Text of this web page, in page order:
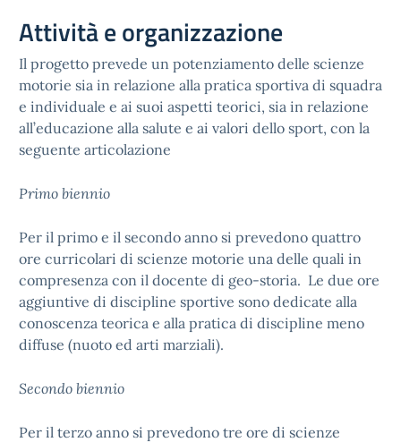
Attività e organizzazione
Il progetto prevede un potenziamento delle scienze
motorie sia in relazione alla pratica sportiva di squadra
e individuale e ai suoi aspetti teorici, sia in relazione
all’educazione alla salute e ai valori dello sport, con la
seguente articolazione
Primo biennio
Per il primo e il secondo anno si prevedono quattro
ore curricolari di scienze motorie una delle quali in
compresenza con il docente di geo-storia. Le due ore
aggiuntive di discipline sportive sono dedicate alla
conoscenza teorica e alla pratica di discipline meno
diffuse (nuoto ed arti marziali).
Secondo biennio
Per il terzo anno si prevedono tre ore di scienze